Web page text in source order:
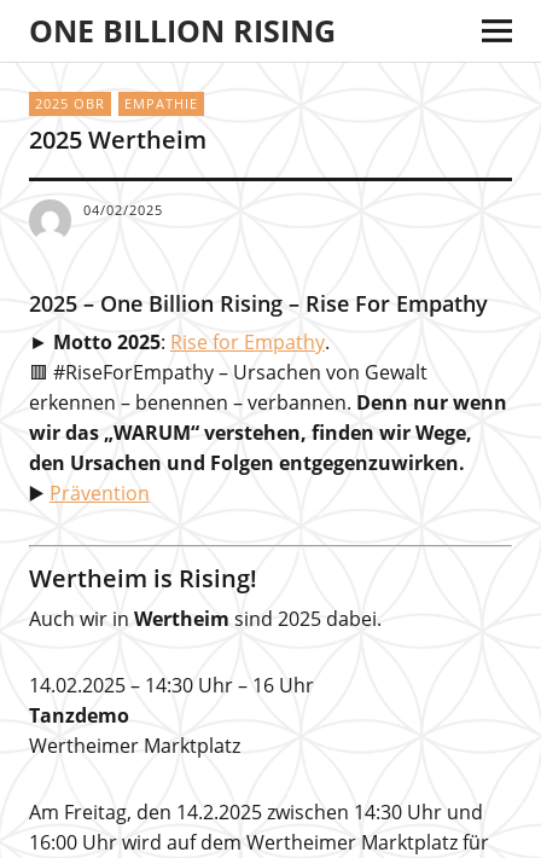
ONE BILLION RISING
2025 OBR EMPATHIE
2025 Wertheim
04/02/2025
2025 – One Billion Rising – Rise For Empathy
► Motto 2025: Rise for Empathy.
🟥 #RiseForEmpathy – Ursachen von Gewalt
erkennen – benennen – verbannen. Denn nur wenn
wir das „WARUM“ verstehen, finden wir Wege,
den Ursachen und Folgen entgegenzuwirken.
▶️ Prävention
Wertheim is Rising!
Auch wir in Wertheim sind 2025 dabei.
14.02.2025 – 14:30 Uhr – 16 Uhr
Tanzdemo
Wertheimer Marktplatz
Am Freitag, den 14.2.2025 zwischen 14:30 Uhr und
16:00 Uhr wird auf dem Wertheimer Marktplatz für